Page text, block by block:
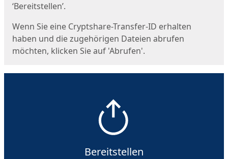
‘Bereitstellen’.
Wenn Sie eine Cryptshare-Transfer-ID erhalten
haben und die zugehörigen Dateien abrufen
möchten, klicken Sie auf 'Abrufen'.
Bereitstellen